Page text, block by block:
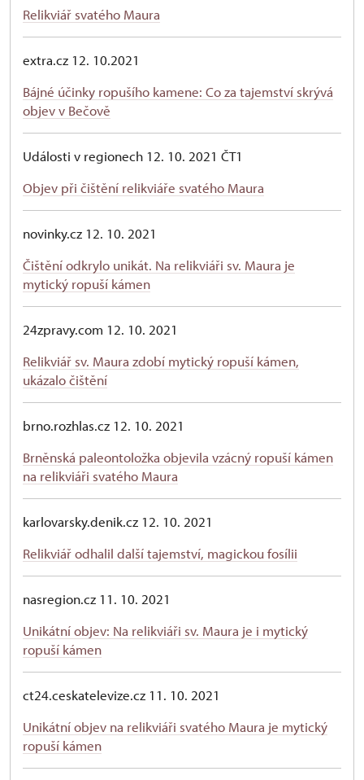
Relikviář svatého Maura
extra.cz 12. 10.2021
Bájné účinky ropušího kamene: Co za tajemství skrývá
objev v Bečově
Události v regionech 12. 10. 2021 ČT1
Objev při čištění relikviáře svatého Maura
novinky.cz 12. 10. 2021
Čištění odkrylo unikát. Na relikviáři sv. Maura je
mytický ropuší kámen
24zpravy.com 12. 10. 2021
Relikviář sv. Maura zdobí mytický ropuší kámen,
ukázalo čištění
brno.rozhlas.cz 12. 10. 2021
Brněnská paleontoložka objevila vzácný ropuší kámen
na relikviáři svatého Maura
karlovarsky.denik.cz 12. 10. 2021
Relikviář odhalil další tajemství, magickou fosílii
nasregion.cz 11. 10. 2021
Unikátní objev: Na relikviáři sv. Maura je i mytický
ropuší kámen
ct24.ceskatelevize.cz 11. 10. 2021
Unikátní objev na relikviáři svatého Maura je mytický
ropuší kámen